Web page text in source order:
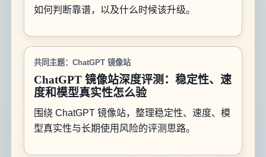
如何判断靠谱，以及什么时候该升级。
共同主题：ChatGPT 镜像站
ChatGPT 镜像站深度评测：稳定性、速
度和模型真实性怎么验
围绕 ChatGPT 镜像站，整理稳定性、速度、模
型真实性与长期使用风险的评测思路。